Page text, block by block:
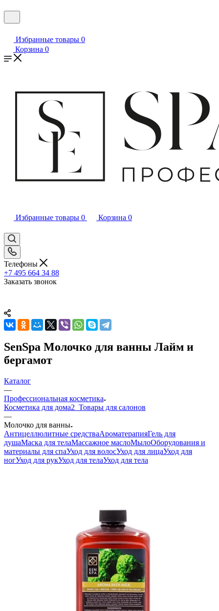
Избранные товары 0
Корзина 0
Избранные товары 0 Корзина 0
Телефоны
+7 495 664 34 88
Заказать звонок
SenSpa Молочко для ванны Лайм и
бергамот
Каталог
—
Профессиональная косметика
Косметика для дома2_Товары для салонов
—
Молочко для ванны
Антицеллюлитные средстваАроматерапияГель для
душаМаска для телаМассажное маслоМылоОборудования и
материалы для спаУход для волосУход для лицаУход для
ногУход для рукУход для телаУход для тела